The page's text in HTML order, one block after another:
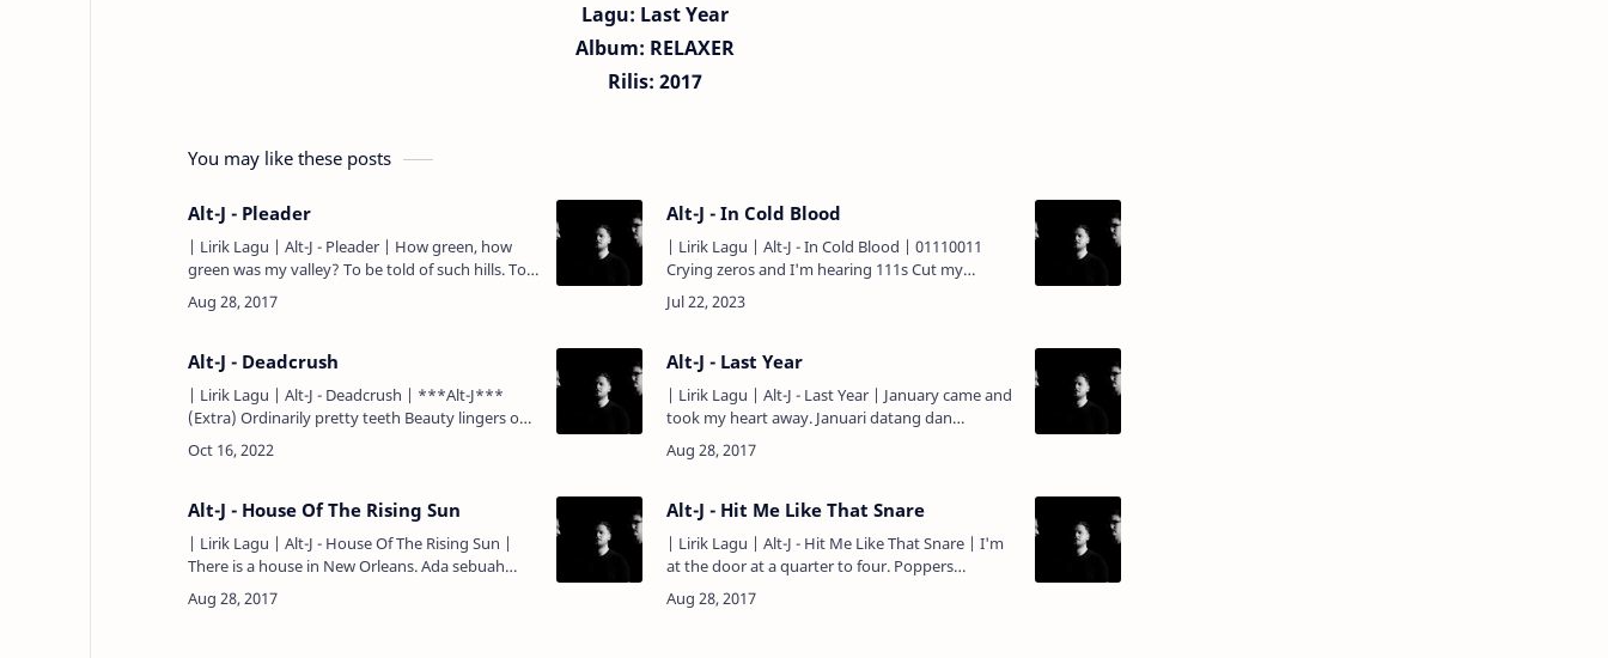
Lagu: Last Year
Album: RELAXER
Rilis: 2017
You may like these posts
Alt-J - Pleader
| Lirik Lagu | Alt-J - Pleader | How green, how
green was my valley? To be told of such hills. To
be held in such spots To behold such warmth Call
to arms th…
Alt-J - In Cold Blood
| Lirik Lagu | Alt-J - In Cold Blood | 01110011
Crying zeros and I'm hearing 111s Cut my
somersaults and my backflip Pool, summer,
summer, pool, pool summer Ki…
Alt-J - Deadcrush
| Lirik Lagu | Alt-J - Deadcrush | ***Alt-J***
(Extra) Ordinarily pretty teeth Beauty lingers out
of reach You're my DC oh Lee, oh Man Ray went
cray cray over…
Alt-J - Last Year
| Lirik Lagu | Alt-J - Last Year | January came and
took my heart away. Januari datang dan
mengalihkan perhatianku. February felt the
same. Februari (masih) …
Alt-J - House Of The Rising Sun
| Lirik Lagu | Alt-J - House Of The Rising Sun |
There is a house in New Orleans. Ada sebuah
rumah di New Orleans (Kota di Louisiana) They
call the Rising Su…
Alt-J - Hit Me Like That Snare
| Lirik Lagu | Alt-J - Hit Me Like That Snare | I'm
at the door at a quarter to four. Poppers
popping baby might take some more I'm fucking
loose, you're gor…